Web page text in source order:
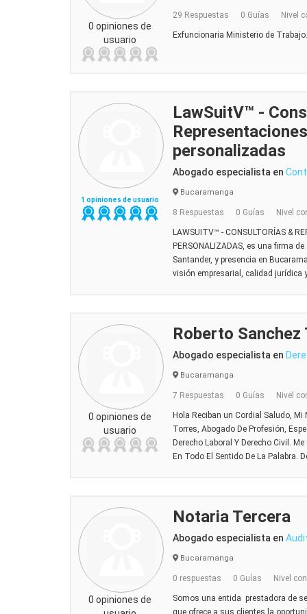
0 opiniones de
usuario
29 Respuestas 0 Guías Nivel
Exfuncionaria Ministerio de
1 opiniones de usuario
LawSuitV™ -
personalizadas
Abogado especialista en
Bucaramanga
8 Respuestas 0 Guías Nivel
LAWSUITV™ - CONSULTORÍAS &
PERSONALIZADAS, es una firma
Santander, y presencia en
visión empresarial, calidad jurídica
0 opiniones de
usuario
Roberto Sanchez
Abogado especialista en
Bucaramanga
7 Respuestas 0 Guías Nivel
Hola Reciban un Cordial Saludo, Mi
Torres, Abogado De Profesión,
Derecho Laboral Y Derecho Civil.
En Todo El Sentido De La Palabra.
0 opiniones de
Notaria Tercera
Abogado especialista en
Bucaramanga
0 respuestas 0 Guías Nivel
Somos una entida prestadora de
que ofrece a sus clientes la